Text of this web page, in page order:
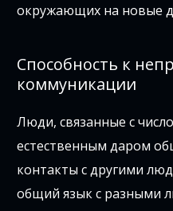
окружающих на новые
Способность к
коммуникации
Люди, связанные с
естественным даром
контакты с другими
общий язык с разными